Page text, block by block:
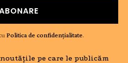
Politica de confidențialitate.
pe care le publicăm